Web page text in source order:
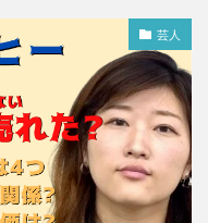
芸人